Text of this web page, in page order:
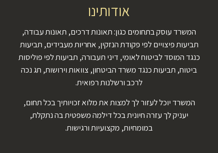
אודותינו
המשרד עוסק בתחומים כגון: תאונות דרכים, תאונות עבודה,
תביעות פיצויים לפי פקודת הנזקין, אחריות מעבידים, תביעות
כנגד המוסד לביטוח לאומי, דיני תעבורה, תביעות לפי פוליסות
ביטוח, תביעות כנגד משרד הביטחון, צוואות וירושות, תג נכה
לרכב ורשלנות רפואית.
המשרד יוכל לעזור לך למצות את מלוא זכויותיך בכל תחום,
יעניק לך עזרה חיונית בכל דילמה משפטית בה נתקלת,
במומחיות, מקצועיות ורגישות.